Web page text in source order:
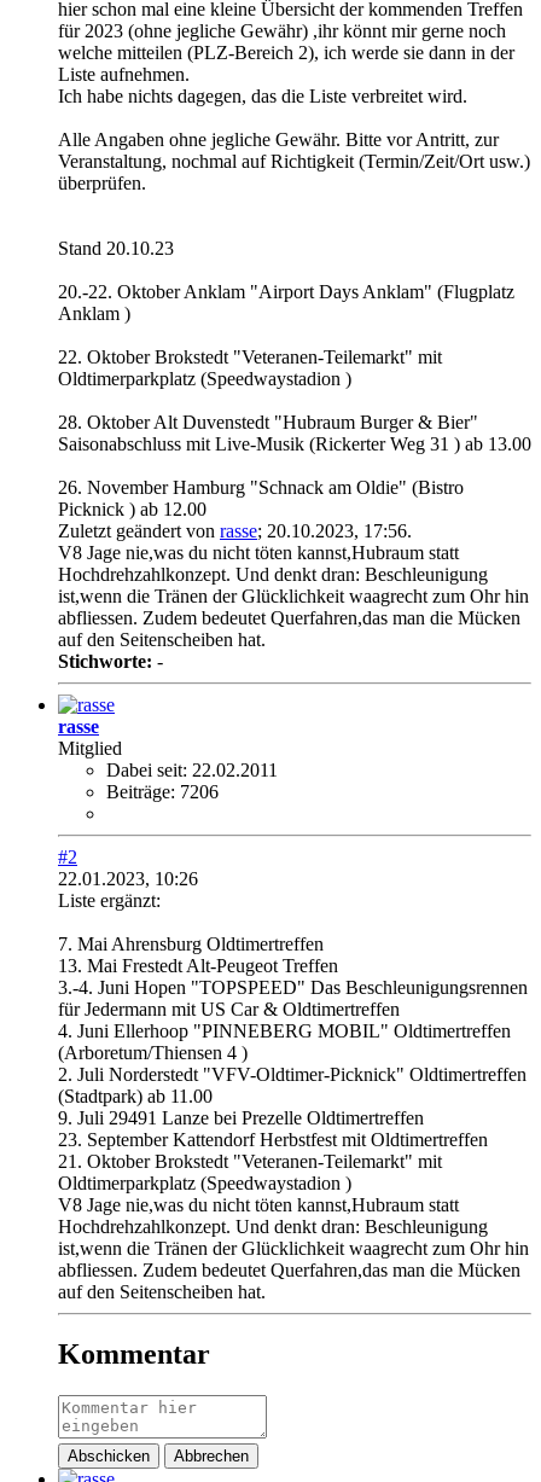
hier schon mal eine kleine Übersicht der kommenden Treffen
für 2023 (ohne jegliche Gewähr) ,ihr könnt mir gerne noch
welche mitteilen (PLZ-Bereich 2), ich werde sie dann in der
Liste aufnehmen.
Ich habe nichts dagegen, das die Liste verbreitet wird.
Alle Angaben ohne jegliche Gewähr. Bitte vor Antritt, zur
Veranstaltung, nochmal auf Richtigkeit (Termin/Zeit/Ort usw.)
überprüfen.
Stand 20.10.23
20.-22. Oktober Anklam "Airport Days Anklam" (Flugplatz
Anklam )
22. Oktober Brokstedt "Veteranen-Teilemarkt" mit
Oldtimerparkplatz (Speedwaystadion )​
28. Oktober Alt Duvenstedt "Hubraum Burger & Bier"
Saisonabschluss mit Live-Musik (Rickerter Weg 31 ) ab 13.00
26. November Hamburg "Schnack am Oldie" (Bistro
Picknick ) ab 12.00​
Zuletzt geändert von rasse; 20.10.2023, 17:56.
V8 Jage nie,was du nicht töten kannst,Hubraum statt
Hochdrehzahlkonzept. Und denkt dran: Beschleunigung
ist,wenn die Tränen der Glücklichkeit waagrecht zum Ohr hin
abfliessen. Zudem bedeutet Querfahren,das man die Mücken
auf den Seitenscheiben hat.
Stichworte: -
rasse
Mitglied
Dabei seit: 22.02.2011
Beiträge: 7206
#2
22.01.2023, 10:26
Liste ergänzt:
7. Mai Ahrensburg Oldtimertreffen
13. Mai Frestedt Alt-Peugeot Treffen
3.-4. Juni Hopen "TOPSPEED" Das Beschleunigungsrennen
für Jedermann mit US Car & Oldtimertreffen
4. Juni Ellerhoop "PINNEBERG MOBIL" Oldtimertreffen
(Arboretum/Thiensen 4 )
2. Juli Norderstedt "VFV-Oldtimer-Picknick" Oldtimertreffen
(Stadtpark) ab 11.00
9. Juli 29491 Lanze bei Prezelle Oldtimertreffen
23. September Kattendorf Herbstfest mit Oldtimertreffen
21. Oktober Brokstedt "Veteranen-Teilemarkt" mit
Oldtimerparkplatz (Speedwaystadion )
V8 Jage nie,was du nicht töten kannst,Hubraum statt
Hochdrehzahlkonzept. Und denkt dran: Beschleunigung
ist,wenn die Tränen der Glücklichkeit waagrecht zum Ohr hin
abfliessen. Zudem bedeutet Querfahren,das man die Mücken
auf den Seitenscheiben hat.
Kommentar
Abschicken Abbrechen